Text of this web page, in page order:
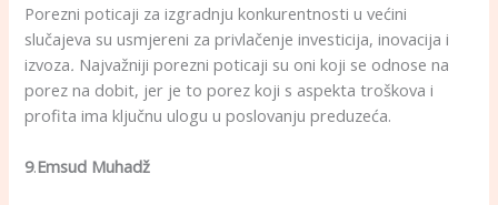
Porezni poticaji za izgradnju konkurentnosti u većini
slučajeva su usmjereni za privlačenje investicija, inovacija i
izvoza. Najvažniji porezni poticaji su oni koji se odnose na
porez na dobit, jer je to porez koji s aspekta troškova i
profita ima ključnu ulogu u poslovanju preduzeća.
9.Emsud Muhadž